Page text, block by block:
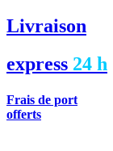
Livraison
express 24 h
Frais de port
offerts